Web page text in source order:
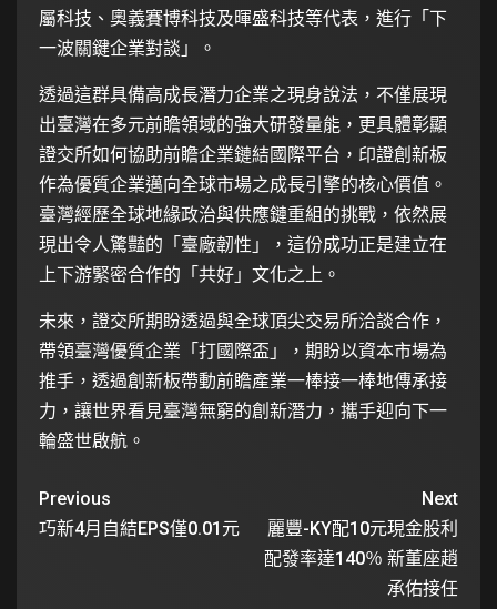
屬科技、奧義賽博科技及暉盛科技等代表，進行「下
一波關鍵企業對談」。
透過這群具備高成長潛力企業之現身說法，不僅展現
出臺灣在多元前瞻領域的強大研發量能，更具體彰顯
證交所如何協助前瞻企業鏈結國際平台，印證創新板
作為優質企業邁向全球市場之成長引擎的核心價值。
臺灣經歷全球地緣政治與供應鏈重組的挑戰，依然展
現出令人驚豔的「臺廠韌性」，這份成功正是建立在
上下游緊密合作的「共好」文化之上。
未來，證交所期盼透過與全球頂尖交易所洽談合作，
帶領臺灣優質企業「打國際盃」，期盼以資本市場為
推手，透過創新板帶動前瞻產業一棒接一棒地傳承接
力，讓世界看見臺灣無窮的創新潛力，攜手迎向下一
輪盛世啟航。
Previous
巧新4月自結EPS僅0.01元
Next
麗豐-KY配10元現金股利
配發率達140％ 新董座趙
承佑接任